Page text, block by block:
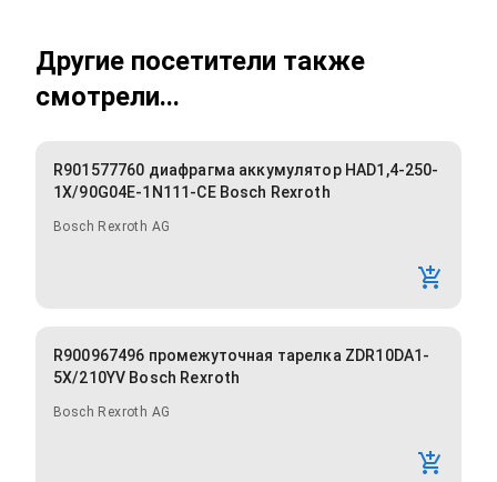
Другие посетители также
смотрели...
R901577760 диафрагма аккумулятор HAD1,4-250-
1X/90G04E-1N111-CE Bosch Rexroth
Bosch Rexroth AG
R900967496 промежуточная тарелка ZDR10DA1-
5X/210YV Bosch Rexroth
Bosch Rexroth AG